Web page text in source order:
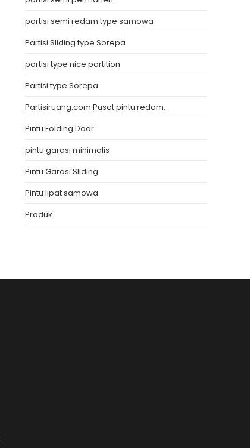
partisi semi redam type samowa
Partisi Sliding type Sorepa
partisi type nice partition
Partisi type Sorepa
Partisiruang.com Pusat pintu redam.
Pintu Folding Door
pintu garasi minimalis
Pintu Garasi Sliding
Pintu lipat samowa
Produk